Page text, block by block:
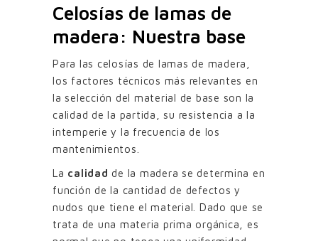
Celosías de lamas de
madera: Nuestra base
Para las celosías de lamas de madera,
los factores técnicos más relevantes en
la selección del material de base son la
calidad de la partida, su resistencia a la
intemperie y la frecuencia de los
mantenimientos.
La calidad de la madera se determina en
función de la cantidad de defectos y
nudos que tiene el material. Dado que se
trata de una materia prima orgánica, es